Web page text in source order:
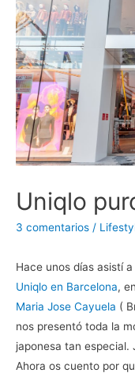
Uniqlo
3 comentarios /
Hace unos días asistí
Uniqlo en Barcelona,
Maria Jose Cayuela (
nos presentó toda la
japonesa tan especial.
Ahora os cuento por